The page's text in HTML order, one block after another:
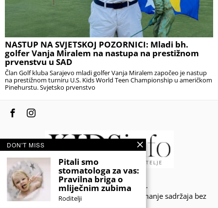
NASTUP NA SVJETSKOJ POZORNICI: Mladi bh.
golfer Vanja Miralem na nastupa na prestižnom
prvenstvu u SAD
Član Golf kluba Sarajevo mladi golfer Vanja Miralem započeo je nastup
na prestižnom turniru U.S. Kids World Teen Championship u američkom
Pinehurstu. Svjetsko prvenstvo
© 2020 - KIDSINFO.BA.
Sva prava zadržana. Zabranjeno preuzimanje sadržaja bez
DON'T MISS
Pitali smo
stomatologa za vas:
Pravilna briga o
mliječnim zubima
Roditelji